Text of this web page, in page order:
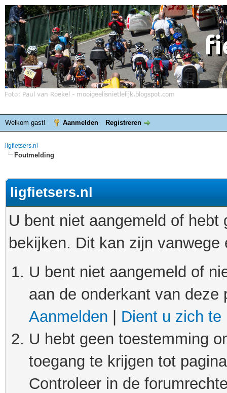
Welkom gast! Aanmelden Registreren
ligfietsers.nl
Foutmelding
ligfietsers.nl
U bent niet aangemeld of
bekijken. Dit kan zijn
U bent niet aangemeld of
aan de onderkant van
Aanmelden
Dient u zich te
U hebt geen toestemming
toegang te krijgen tot
Controleer in de